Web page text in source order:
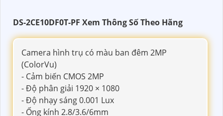
DS-2CE10DF0T-PF Xem Thông Số Theo Hãng
Camera hình trụ có màu ban đêm 2MP
(ColorVu)
- Cảm biến CMOS 2MP
- Độ phân giải 1920 × 1080
- Độ nhạy sáng 0.001 Lux
- Ống kính 2.8/3.6/6mm